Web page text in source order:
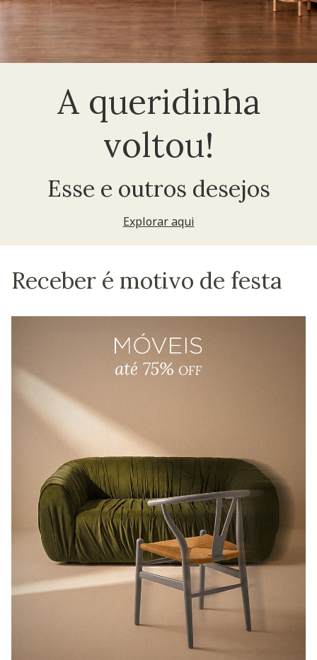
A queridinha
voltou!
Esse e outros desejos
Explorar aqui
Receber é motivo de festa